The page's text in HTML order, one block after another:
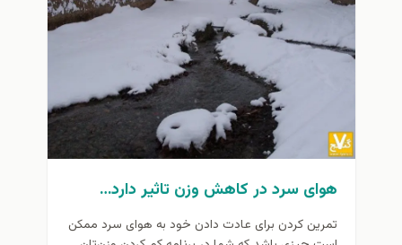
هوای سرد در کاهش وزن تاثير دارد…
تمرین کردن برای عادت دادن خود به هوای سرد ممکن